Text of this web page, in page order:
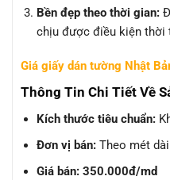
Bền đẹp theo thời gian:
chịu được điều kiện thời
Giá giấy dán tường Nhật
Thông Tin Chi Tiết Về
Kích thước tiêu chuẩn:
Đơn vị bán:Theo mét
Giá bán: 350.000đ/md